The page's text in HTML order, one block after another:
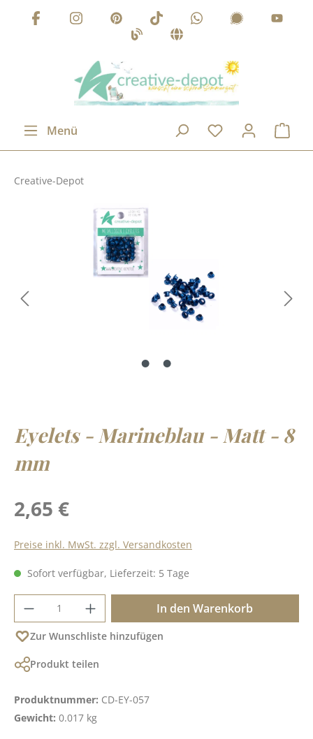
Zum Hauptinhalt springen
Menü
Creative-Depot
Eyelets - Marineblau - Matt - 8
mm
Regulärer Preis:
2,65 €
Preise inkl. MwSt. zzgl. Versandkosten
Sofort verfügbar, Lieferzeit: 5 Tage
Produkt Anzahl: Gib den gewünschten
In den Warenkorb
Zur Wunschliste hinzufügen
Produkt teilen
Produktnummer: CD-EY-057
Gewicht: 0.017 kg